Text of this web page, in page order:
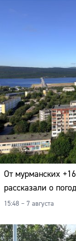
От мурманских
рассказали о
15:48 – 7 августа